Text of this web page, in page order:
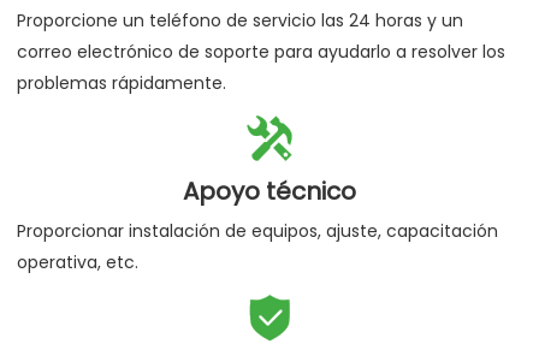
Proporcione un teléfono de servicio las 24 horas y un
correo electrónico de soporte para ayudarlo a resolver los
problemas rápidamente.

Apoyo técnico
Proporcionar instalación de equipos, ajuste, capacitación
operativa, etc.
